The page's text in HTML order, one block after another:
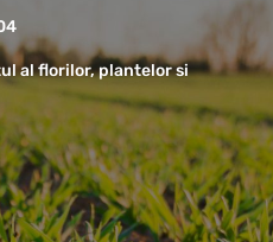
al florilor, plantelor si